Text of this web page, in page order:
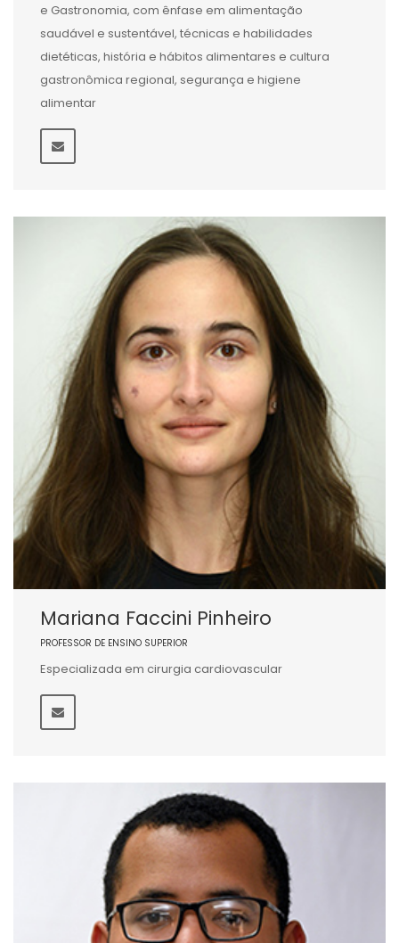
e Gastronomia, com ênfase em alimentação
saudável e sustentável, técnicas e habilidades
dietéticas, história e hábitos alimentares e cultura
gastronômica regional, segurança e higiene
alimentar
Mariana Faccini Pinheiro
PROFESSOR DE ENSINO SUPERIOR
Especializada em cirurgia cardiovascular